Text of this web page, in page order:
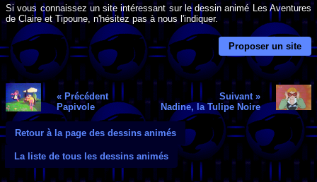
Si vous connaissez un site intéressant sur le dessin animé Les Aventures
de Claire et Tipoune, n'hésitez pas à nous l'indiquer.
Proposer un site
« Précédent
Papivole
Suivant »
Nadine, la Tulipe Noire
Retour à la page des dessins animés
La liste de tous les dessins animés